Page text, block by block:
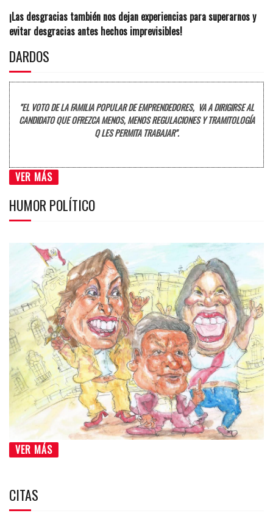
¡Las desgracias también nos dejan experiencias para superarnos y
evitar desgracias antes hechos imprevisibles!
DARDOS
"EL VOTO DE LA FAMILIA POPULAR DE EMPRENDEDORES, VA A DIRIGIRSE AL
CANDIDATO QUE OFREZCA MENOS, MENOS REGULACIONES Y TRAMITOLOGÍA
Q LES PERMITA TRABAJAR".
VER MÁS
HUMOR POLÍTICO
VER MÁS
CITAS